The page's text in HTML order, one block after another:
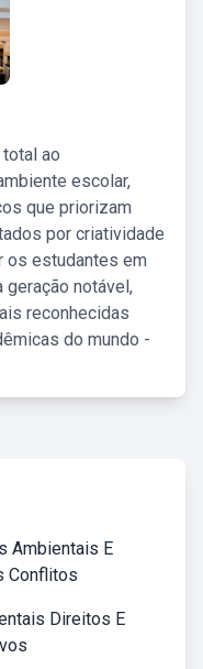
ao
escolar,
que priorizam
por criatividade
os estudantes em
geração notável,
reconhecidas
do mundo -
Ambientais E
Conflitos
Direitos E